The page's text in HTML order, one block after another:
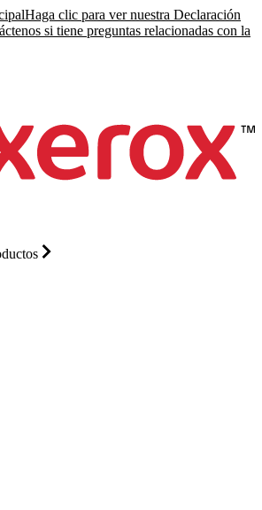
Haga clic para ver nuestra Declaración
si tiene preguntas relacionadas con la